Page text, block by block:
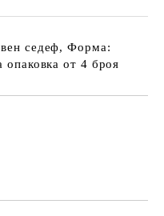
седеф, Форма:
от 4 броя